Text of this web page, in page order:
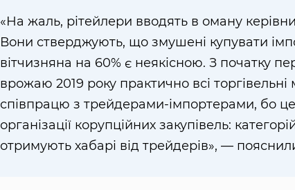
«На жаль, рітейлери вводять в оману
Вони стверджують, що змушені купувати
вітчизняна на 60% є неякісною. З початку
врожаю 2019 року практично всі
співпрацю з трейдерами-імпортерами, бо
організації корупційних закупівель:
отримують хабарі від трейдерів», —